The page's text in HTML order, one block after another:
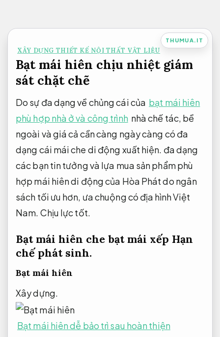
nội
dung
THUMUA.IT
XÂY DỰNG THIẾT KẾ NỘI THẤT VẬT LIỆU
Bạt mái hiên chịu nhiệt giám
sát chặt chẽ
Do sự đa dạng về chủng cái của bạt mái hiên
phù hợp nhà ở và công trình nhà chế tác, bề
ngoài và giá cả cần càng ngày càng có đa
dạng cái mái che di động xuất hiện. đa dạng
các bạn tin tưởng và lựa mua sản phẩm phù
hợp mái hiên di động của Hòa Phát do ngân
sách tối ưu hơn, ưa chuộng có địa hình Việt
Nam. Chịu lực tốt.
Bạt mái hiên che bạt mái xếp Hạn
chế phát sinh.
Bạt mái hiên
Xây dựng.
Bạt mái hiên dễ bảo trì sau hoàn thiện